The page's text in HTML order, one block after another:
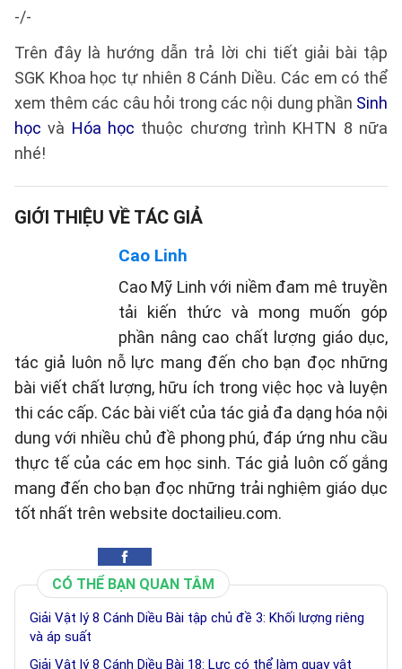
-/-
Trên đây là hướng dẫn trả lời chi tiết giải bài tập
SGK Khoa học tự nhiên 8 Cánh Diều. Các em có thể
xem thêm các câu hỏi trong các nội dung phần Sinh
học và Hóa học thuộc chương trình KHTN 8 nữa
nhé!
GIỚI THIỆU VỀ TÁC GIẢ
Cao Linh
Cao Mỹ Linh với niềm đam mê truyền
tải kiến thức và mong muốn góp
phần nâng cao chất lượng giáo dục,
tác giả luôn nỗ lực mang đến cho bạn đọc những
bài viết chất lượng, hữu ích trong việc học và luyện
thi các cấp. Các bài viết của tác giả đa dạng hóa nội
dung với nhiều chủ đề phong phú, đáp ứng nhu cầu
thực tế của các em học sinh. Tác giả luôn cố gắng
mang đến cho bạn đọc những trải nghiệm giáo dục
tốt nhất trên website doctailieu.com.
CÓ THỂ BẠN QUAN TÂM
Giải Vật lý 8 Cánh Diều Bài tập chủ đề 3: Khối lượng riêng
và áp suất
Giải Vật lý 8 Cánh Diều Bài 18: Lực có thể làm quay vật